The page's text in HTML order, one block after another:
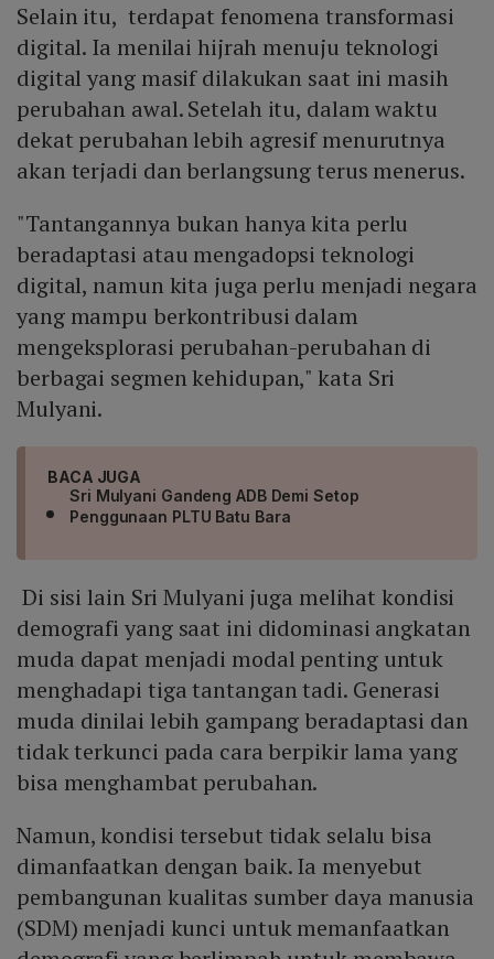
Selain itu, terdapat fenomena transformasi
digital. Ia menilai hijrah menuju teknologi
digital yang masif dilakukan saat ini masih
perubahan awal. Setelah itu, dalam waktu
dekat perubahan lebih agresif menurutnya
akan terjadi dan berlangsung terus menerus.
"Tantangannya bukan hanya kita perlu
beradaptasi atau mengadopsi teknologi
digital, namun kita juga perlu menjadi negara
yang mampu berkontribusi dalam
mengeksplorasi perubahan-perubahan di
berbagai segmen kehidupan," kata Sri
Mulyani.
BACA JUGA
Sri Mulyani Gandeng ADB Demi Setop
Penggunaan PLTU Batu Bara
Di sisi lain Sri Mulyani juga melihat kondisi
demografi yang saat ini didominasi angkatan
muda dapat menjadi modal penting untuk
menghadapi tiga tantangan tadi. Generasi
muda dinilai lebih gampang beradaptasi dan
tidak terkunci pada cara berpikir lama yang
bisa menghambat perubahan.
Namun, kondisi tersebut tidak selalu bisa
dimanfaatkan dengan baik. Ia menyebut
pembangunan kualitas sumber daya manusia
(SDM) menjadi kunci untuk memanfaatkan